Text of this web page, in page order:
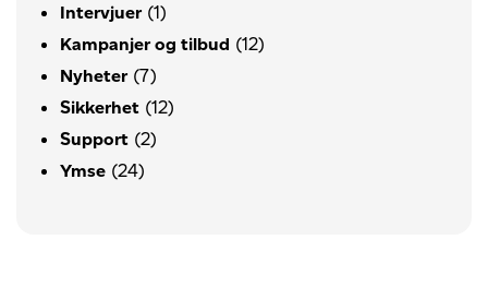
Intervjuer (1)
Kampanjer og tilbud (12)
Nyheter (7)
Sikkerhet (12)
Support (2)
Ymse (24)